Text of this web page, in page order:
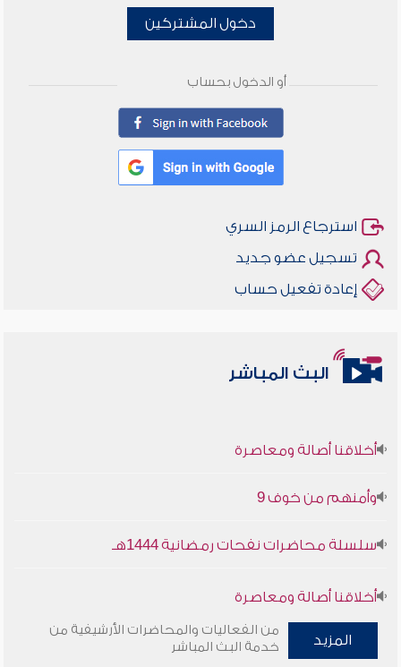
دخول المشتركين
أو الدخول بحساب
استرجاع الرمز السري
تسجيل عضو جديد
إعادة تفعيل حساب
البث المباشر
أخلاقنا أصالة ومعاصرة
وأمنهم من خوف 9
سلسلة محاضرات نفحات رمضانية 1444هـ
أخلاقنا أصالة ومعاصرة
وأمنهم من خوف 9
المزيد
من الفعاليات والمحاضرات الأرشيفية من
خدمة البث المباشر